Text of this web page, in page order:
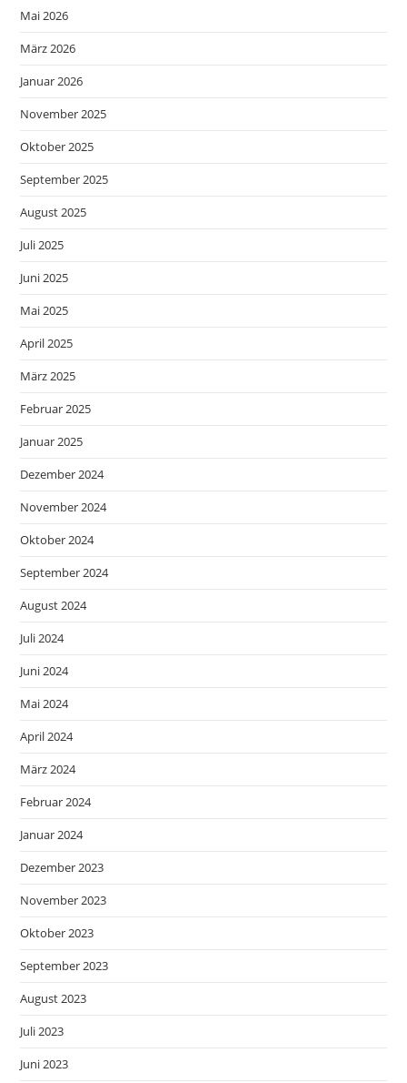
Mai 2026
März 2026
Januar 2026
November 2025
Oktober 2025
September 2025
August 2025
Juli 2025
Juni 2025
Mai 2025
April 2025
März 2025
Februar 2025
Januar 2025
Dezember 2024
November 2024
Oktober 2024
September 2024
August 2024
Juli 2024
Juni 2024
Mai 2024
April 2024
März 2024
Februar 2024
Januar 2024
Dezember 2023
November 2023
Oktober 2023
September 2023
August 2023
Juli 2023
Juni 2023